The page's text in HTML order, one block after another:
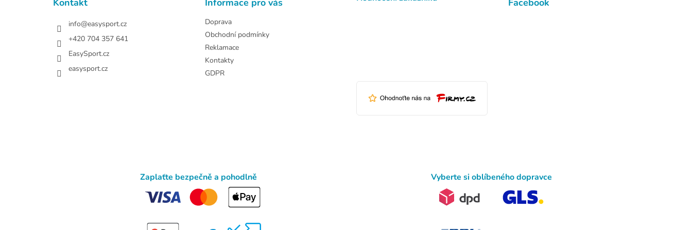
info@easysport.cz
+420 704 357 641
EasySport.cz
easysport.cz
Doprava
Obchodní podmínky
Reklamace
Kontakty
GDPR
Zaplaťte bezpečně a pohodlně Vyberte si oblíbeného dopravce